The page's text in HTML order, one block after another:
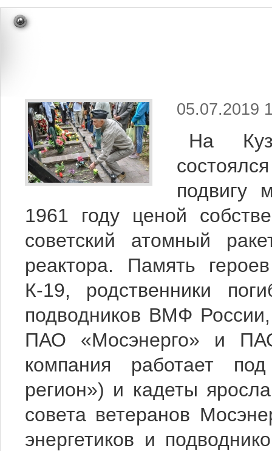
05.07.2019
На
подвигу
1961 году ценой
советский атомный
реактора. Память
К-19, родственники
подводников ВМФ России,
ПАО «Мосэнерго» и
компания работает
регион») и кадеты
совета ветеранов
энергетиков и